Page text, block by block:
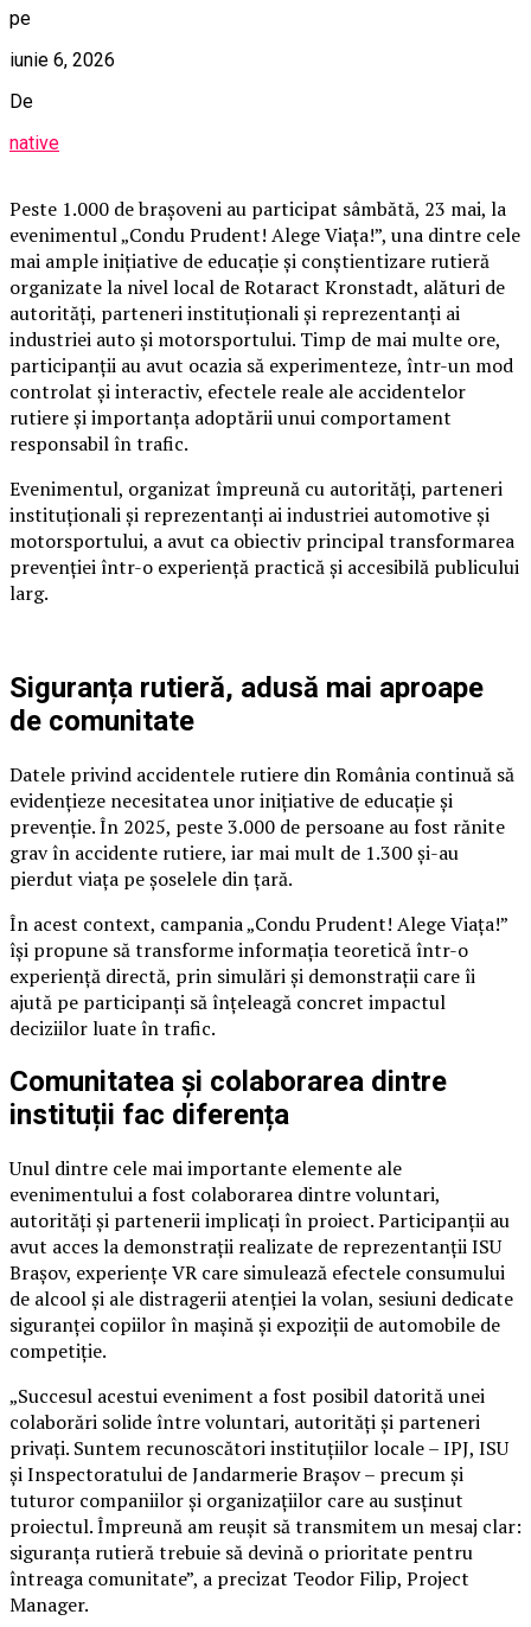
pe
iunie 6, 2026
De
native
Peste 1.000 de brașoveni au participat sâmbătă, 23 mai, la
evenimentul „Condu Prudent! Alege Viața!”, una dintre cele
mai ample inițiative de educație și conștientizare rutieră
organizate la nivel local de Rotaract Kronstadt, alături de
autorități, parteneri instituționali și reprezentanți ai
industriei auto și motorsportului. Timp de mai multe ore,
participanții au avut ocazia să experimenteze, într-un mod
controlat și interactiv, efectele reale ale accidentelor
rutiere și importanța adoptării unui comportament
responsabil în trafic.
Evenimentul, organizat împreună cu autorități, parteneri
instituționali și reprezentanți ai industriei automotive și
motorsportului, a avut ca obiectiv principal transformarea
prevenției într-o experiență practică și accesibilă publicului
larg.
Siguranța rutieră, adusă mai aproape
de comunitate
Datele privind accidentele rutiere din România continuă să
evidențieze necesitatea unor inițiative de educație și
prevenție. În 2025, peste 3.000 de persoane au fost rănite
grav în accidente rutiere, iar mai mult de 1.300 și-au
pierdut viața pe șoselele din țară.
În acest context, campania „Condu Prudent! Alege Viața!”
își propune să transforme informația teoretică într-o
experiență directă, prin simulări și demonstrații care îi
ajută pe participanți să înțeleagă concret impactul
deciziilor luate în trafic.
Comunitatea și colaborarea dintre
instituții fac diferența
Unul dintre cele mai importante elemente ale
evenimentului a fost colaborarea dintre voluntari,
autorități și partenerii implicați în proiect. Participanții au
avut acces la demonstrații realizate de reprezentanții ISU
Brașov, experiențe VR care simulează efectele consumului
de alcool și ale distragerii atenției la volan, sesiuni dedicate
siguranței copiilor în mașină și expoziții de automobile de
competiție.
„Succesul acestui eveniment a fost posibil datorită unei
colaborări solide între voluntari, autorități și parteneri
privați. Suntem recunoscători instituțiilor locale – IPJ, ISU
și Inspectoratului de Jandarmerie Brașov – precum și
tuturor companiilor și organizațiilor care au susținut
proiectul. Împreună am reușit să transmitem un mesaj clar:
siguranța rutieră trebuie să devină o prioritate pentru
întreaga comunitate”, a precizat Teodor Filip, Project
Manager.